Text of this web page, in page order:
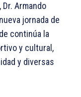
Armando
jornada de
continúa la
y cultural,
y diversas